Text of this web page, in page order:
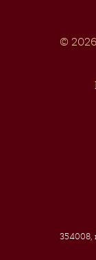
© 2026
354008,